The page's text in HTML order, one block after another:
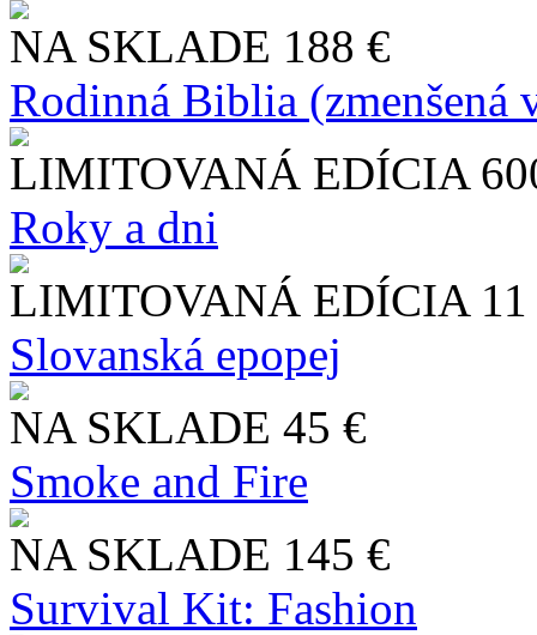
NA SKLADE 188 €
Rodinná Biblia (zmenšená
LIMITOVANÁ EDÍCIA
Roky a dni
LIMITOVANÁ EDÍCIA
Slo​vanská epopej
NA SKLADE 45 €
Smoke and Fire
NA SKLADE 145 €
Survival Kit: Fashion